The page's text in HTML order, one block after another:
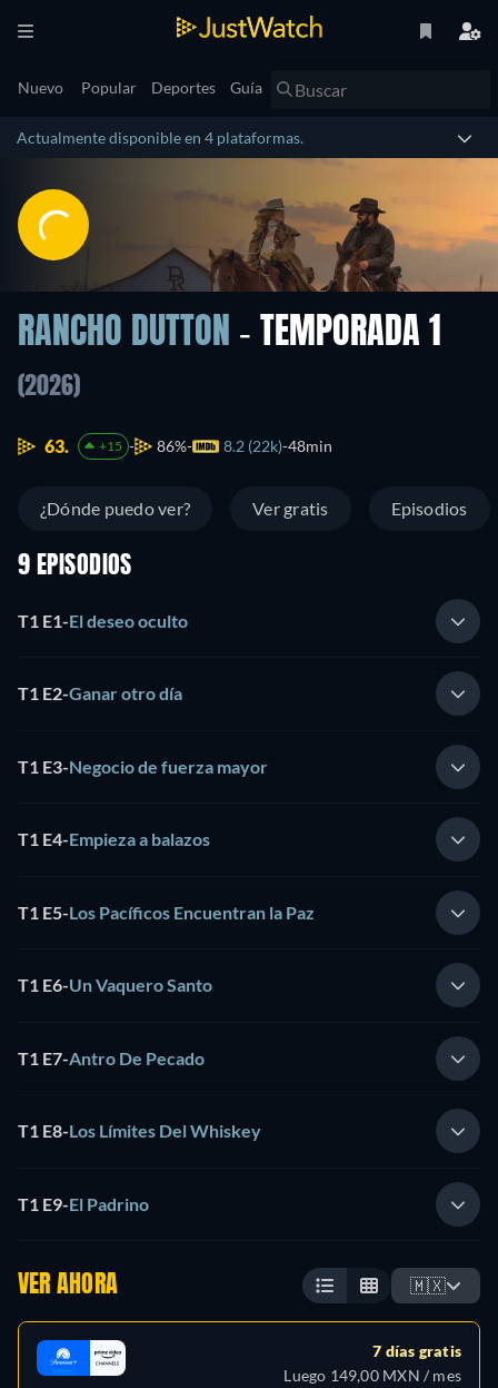
Nuevo Popular Deportes Guía
Actualmente disponible en 4 plataformas.
RANCHO DUTTON - TEMPORADA 1
(2026)
63. +15 86% 8.2 (22k) 48min
¿Dónde puedo ver? Ver gratis Episodios
9 EPISODIOS
T1 E1-El deseo oculto
T1 E2-Ganar otro día
T1 E3-Negocio de fuerza mayor
T1 E4-Empieza a balazos
T1 E5-Los Pacíficos Encuentran la Paz
T1 E6-Un Vaquero Santo
T1 E7-Antro De Pecado
T1 E8-Los Límites Del Whiskey
T1 E9-El Padrino
VER AHORA 🇲🇽
7 días gratis
Luego 149,00 MXN / mes